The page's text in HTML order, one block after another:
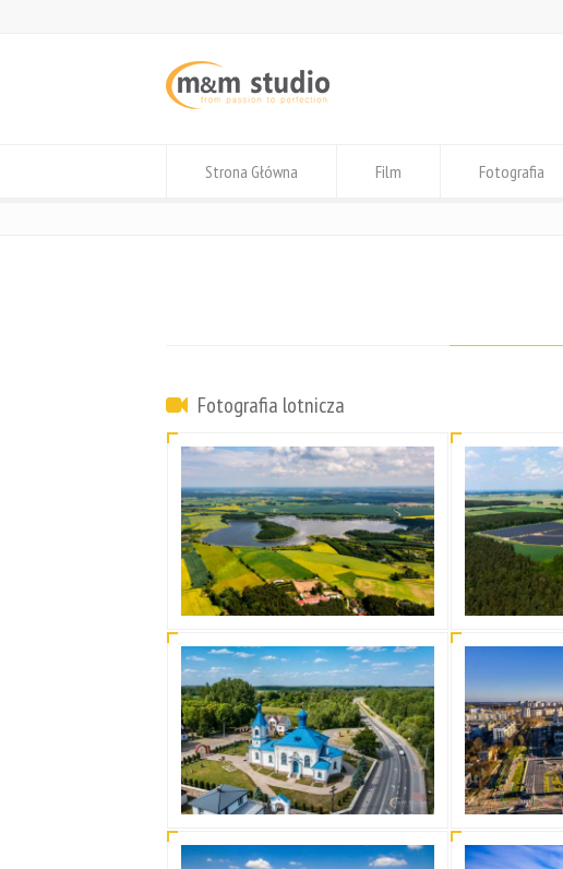
Strona Główna Film Fotografia
Fotografia lotnicza